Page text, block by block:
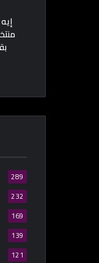
289
232
169
139
121